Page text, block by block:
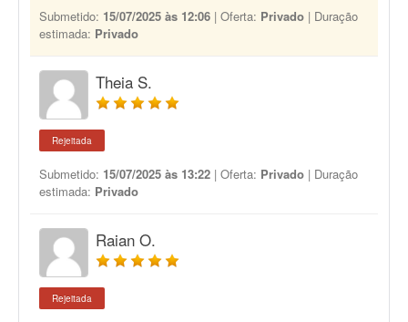
Submetido: 15/07/2025 às 12:06 | Oferta: Privado | Duração
estimada: Privado
Theia S.
Rejeitada
Submetido: 15/07/2025 às 13:22 | Oferta: Privado | Duração
estimada: Privado
Raian O.
Rejeitada